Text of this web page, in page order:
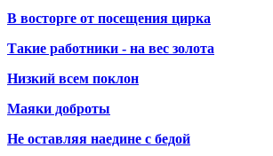
В восторге от посещения цирка
Такие работники - на вес золота
Низкий всем поклон
Маяки доброты
Не оставляя наедине с бедой